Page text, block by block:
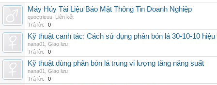
Máy Hủy Tài Liệu Bảo Mật Thông Tin Doanh Nghiệp
quoctrieuu Liên kết
Trả lời:
0
Kỹ thuật canh tác: Cách sử dụng phân bón lá 30-10-10 hiệu
nana01
Giao lưu
Trả lời:
0
Kỹ thuật dùng phân bón lá trung vi lượng tăng năng suất
nana01
Giao lưu
Trả lời:
0